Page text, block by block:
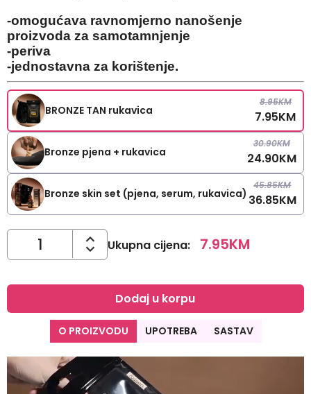
-omogućava ravnomjerno nanošenje
proizvoda za samotamnjenje
-periva
-jednostavna za korištenje.
BRONZE TAN rukavica
8.95KM
7.95KM
Bronze pjena + rukavica
30.90KM
24.90KM
Bronze skin set (pjena, serum, rukavica)
45.85KM
36.85KM
Ukupna cijena: 7.95KM
Dodaj u korpu
O PROIZVODU UPOTREBA SASTAV